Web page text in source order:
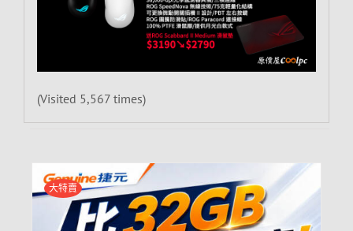
(Visited 5,567 times)
大特賣